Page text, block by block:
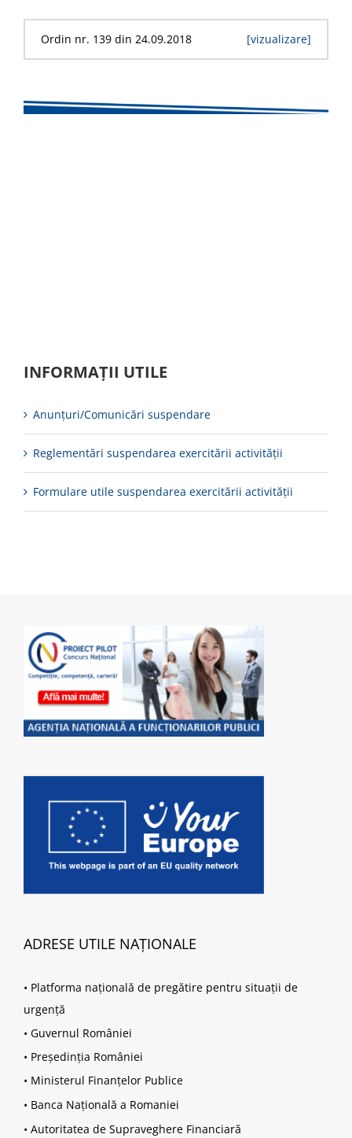
Ordin nr. 139 din 24.09.2018 [vizualizare]
INFORMAȚII UTILE
Anunțuri/Comunicări suspendare
Reglementări suspendarea exercitării activității
Formulare utile suspendarea exercitării activității
ADRESE UTILE NAȚIONALE
• Platforma națională de pregătire pentru situații de
urgență
• Guvernul României
• Președinția României
• Ministerul Finanțelor Publice
• Banca Națională a Romaniei
• Autoritatea de Supraveghere Financiară